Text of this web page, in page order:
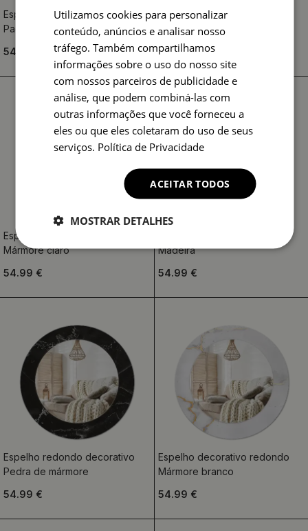
Espelho decorativo redondo
Padrão de vime
54.99 €
Espelho decorativo redondo
Madeira 3D geométrica
54.99 €
Espelho decorativo redondo
Mármore claro
54.99 €
Madeira
54.99 €
Espelho redondo decorativo
Pedra de mármore
54.99 €
Espelho decorativo redondo
Mármore branco
54.99 €
Utilizamos cookies para personalizar
conteúdo, anúncios e analisar nosso
tráfego. Também compartilhamos
informações sobre o uso do nosso site
com nossos parceiros de publicidade e
análise, que podem combiná-las com
outras informações que você forneceu a
eles ou que eles coletaram do uso de seus
serviços. Política de Privacidade
ACEITAR TODOS
MOSTRAR DETALHES